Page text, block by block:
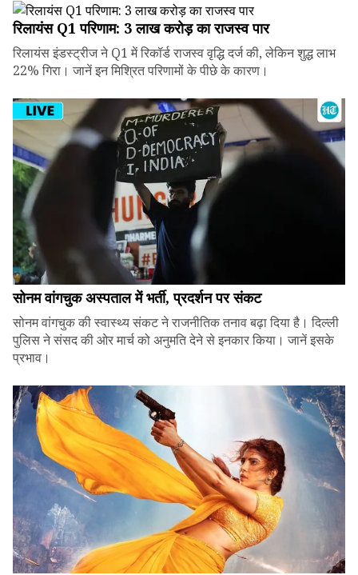
रिलायंस Q1 परिणाम: ₹3 लाख करोड़ का राजस्व पार
रिलायंस इंडस्ट्रीज ने Q1 में रिकॉर्ड राजस्व वृद्धि दर्ज की, लेकिन शुद्ध लाभ
22% गिरा। जानें इन मिश्रित परिणामों के पीछे के कारण।
सोनम वांगचुक अस्पताल में भर्ती, प्रदर्शन पर संकट
सोनम वांगचुक की स्वास्थ्य संकट ने राजनीतिक तनाव बढ़ा दिया है। दिल्ली
पुलिस ने संसद की ओर मार्च को अनुमति देने से इनकार किया। जानें इसके
प्रभाव।